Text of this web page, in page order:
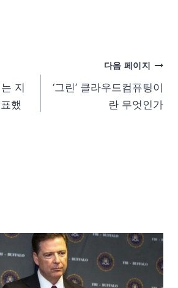
지
했
다음 페이지
‘그린’ 클라우드컴퓨팅이
란 무엇인가